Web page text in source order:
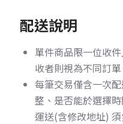
配送說明
單件商品限一位收
收者則視為不同訂單
每筆交易僅含一次
整、是否能於選擇
運送(含修改地址)